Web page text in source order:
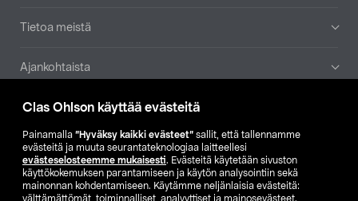
Clas Ohlson käyttää evästeitä
Painamalla ”Hyväksy kaikki evästeet” sallit, että tallennamme
evästeitä ja muuta seurantateknologiaa laitteellesi
evästeselosteemme mukaisesti. Evästeitä käytetään sivuston
käyttökokemuksen parantamiseen ja käytön analysointiin sekä
mainonnan kohdentamiseen. Käytämme neljänlaisia evästeitä:
välttämättömät, toiminnalliset, analyyttiset ja mainosevästeet.
Tietoa meistä
Ajankohtaista
Muut yrityksemme
Etsi myymälä
SE NO FI